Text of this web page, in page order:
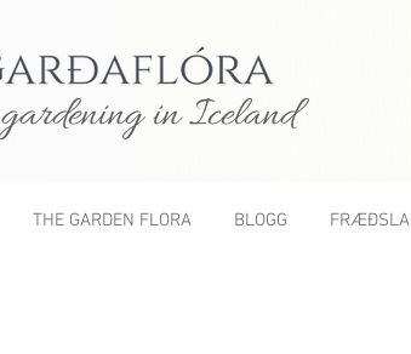
gardening in Iceland
THE GARDEN FLORA BLOGG FRÆÐSLA